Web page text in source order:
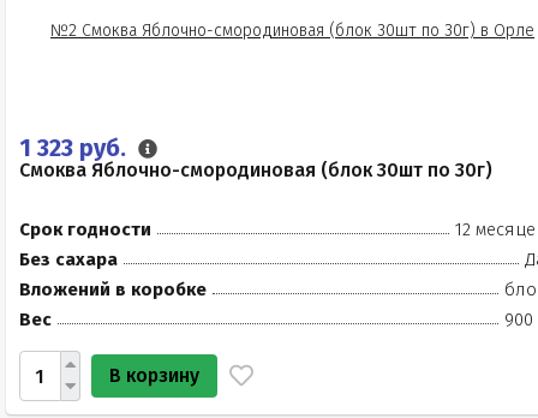
1 323 руб.
Смоква Яблочно-смородиновая (блок 30шт по 30г)
Срок годности
12
Без сахара
Вложений в коробке
Вес
900
В корзину